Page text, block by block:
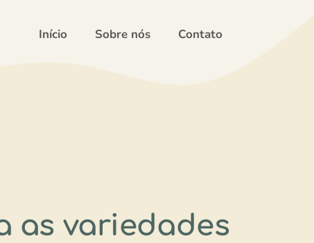
Início Sobre nós Contato
as variedades